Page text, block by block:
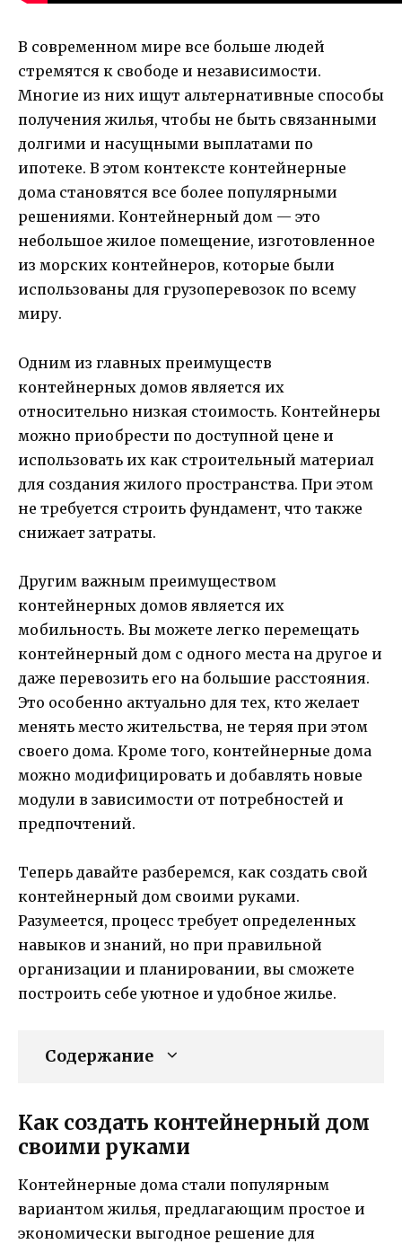
В современном мире все больше людей
стремятся к свободе и независимости.
Многие из них ищут альтернативные способы
получения жилья, чтобы не быть связанными
долгими и насущными выплатами по
ипотеке. В этом контексте контейнерные
дома становятся все более популярными
решениями. Контейнерный дом — это
небольшое жилое помещение, изготовленное
из морских контейнеров, которые были
использованы для грузоперевозок по всему
миру.
Одним из главных преимуществ
контейнерных домов является их
относительно низкая стоимость. Контейнеры
можно приобрести по доступной цене и
использовать их как строительный материал
для создания жилого пространства. При этом
не требуется строить фундамент, что также
снижает затраты.
Другим важным преимуществом
контейнерных домов является их
мобильность. Вы можете легко перемещать
контейнерный дом с одного места на другое и
даже перевозить его на большие расстояния.
Это особенно актуально для тех, кто желает
менять место жительства, не теряя при этом
своего дома. Кроме того, контейнерные дома
можно модифицировать и добавлять новые
модули в зависимости от потребностей и
предпочтений.
Теперь давайте разберемся, как создать свой
контейнерный дом своими руками.
Разумеется, процесс требует определенных
навыков и знаний, но при правильной
организации и планировании, вы сможете
построить себе уютное и удобное жилье.
Содержание
Как создать контейнерный дом
своими руками
Контейнерные дома стали популярным
вариантом жилья, предлагающим простое и
экономически выгодное решение для